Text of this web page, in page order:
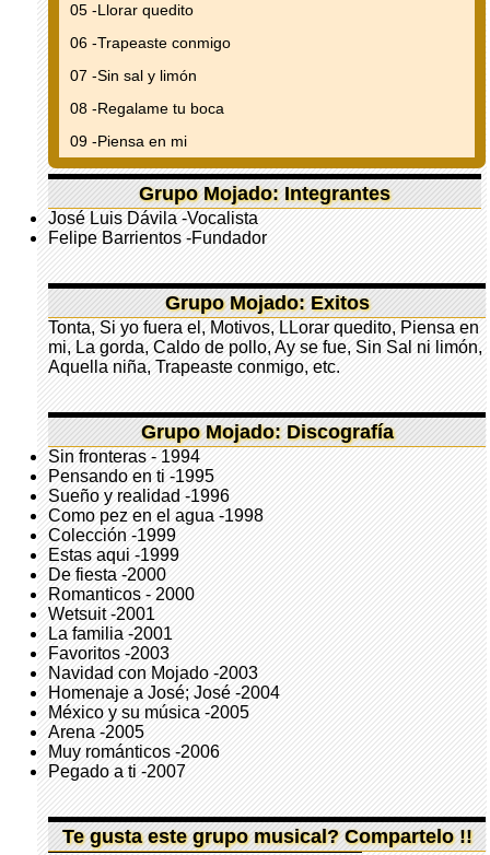
05 -Llorar quedito
06 -Trapeaste conmigo
07 -Sin sal y limón
08 -Regalame tu boca
09 -Piensa en mi
Grupo Mojado: Integrantes
José Luis Dávila -Vocalista
Felipe Barrientos -Fundador
Grupo Mojado: Exitos
Tonta, Si yo fuera el, Motivos, LLorar quedito, Piensa en
mi, La gorda, Caldo de pollo, Ay se fue, Sin Sal ni limón,
Aquella niña, Trapeaste conmigo, etc.
Grupo Mojado: Discografía
Sin fronteras - 1994
Pensando en ti -1995
Sueño y realidad -1996
Como pez en el agua -1998
Colección -1999
Estas aqui -1999
De fiesta -2000
Romanticos - 2000
Wetsuit -2001
La familia -2001
Favoritos -2003
Navidad con Mojado -2003
Homenaje a José; José -2004
México y su música -2005
Arena -2005
Muy románticos -2006
Pegado a ti -2007
Te gusta este grupo musical? Compartelo !!